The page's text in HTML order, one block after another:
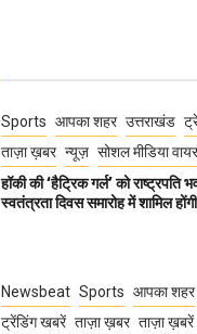
Sports आपका शहर उत्तराखंड
ताज़ा ख़बर न्यूज़ सोशल मीडिया
हॉकी की ‘हैट्रिक गर्ल’ को
स्वतंत्रता दिवस समारोह में शामिल
Newsbeat Sports आपका शहर
ट्रेंडिंग खबरें ताज़ा ख़बर ताज़ा ख़बरें